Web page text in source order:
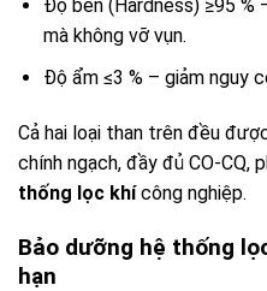
Độ bền (Hardness) ≥95
mà không vỡ vụn.
Độ ẩm ≤3 % – giảm nguy
Cả hai loại than trên đều
chính ngạch, đầy đủ CO-CQ,
thống lọc khícông nghiệp.
Bảo dưỡng hệ thống
hạn